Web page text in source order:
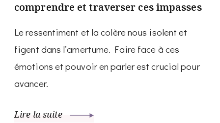
comprendre et traverser ces impasses
Le ressentiment et la colère nous isolent et
figent dans l’amertume. Faire face à ces
émotions et pouvoir en parler est crucial pour
avancer.
Lire la suite